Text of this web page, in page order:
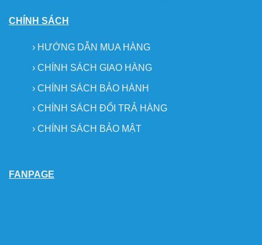
CHÍNH SÁCH
› HƯỚNG DẪN MUA HÀNG
› CHÍNH SÁCH GIAO HÀNG
› CHÍNH SÁCH BẢO HÀNH
› CHÍNH SÁCH ĐỔI TRẢ HÀNG
› CHÍNH SÁCH BẢO MẬT
FANPAGE